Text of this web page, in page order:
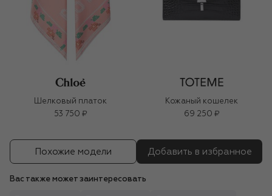
Шелковый платок
53 750 ₽
Кожаный кошелек
69 250 ₽
Похожие модели Добавить в избранное
Вас также может заинтересовать